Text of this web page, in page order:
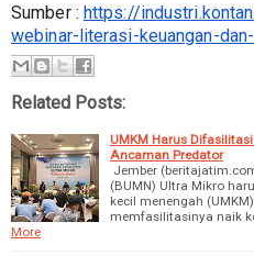
Sumber : https://
webinar-literasi-keuangan-
Related Posts:
UMKM Harus
Ancaman Predator
Jember
(BUMN) Ultra Mikro
kecil menengah
memfasilitasinya naik
More